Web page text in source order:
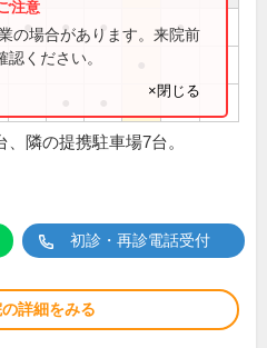
● ● ● ●
の場合があります。来院前
ください。
×閉じる
隣の提携駐車場7台。
初診・再診電話受付
詳細をみる